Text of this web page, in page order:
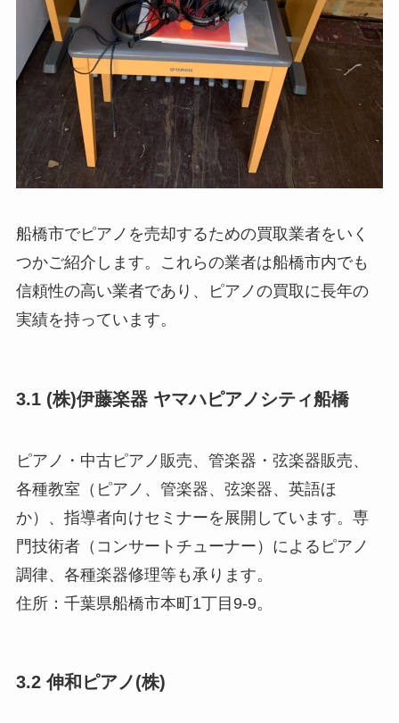
船橋市でピアノを売却するための買取業者をいく
つかご紹介します。これらの業者は船橋市内でも
信頼性の高い業者であり、ピアノの買取に長年の
実績を持っています。
3.1 (株)伊藤楽器 ヤマハピアノシティ船橋
ピアノ・中古ピアノ販売、管楽器・弦楽器販売、
各種教室（ピアノ、管楽器、弦楽器、英語ほ
か）、指導者向けセミナーを展開しています。専
門技術者（コンサートチューナー）によるピアノ
調律、各種楽器修理等も承ります。
住所：千葉県船橋市本町1丁目9-9。
3.2 伸和ピアノ(株)